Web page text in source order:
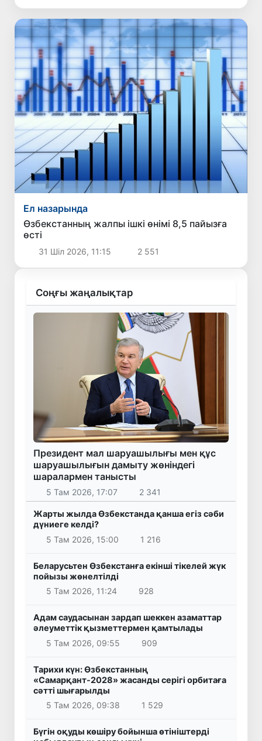
Ел назарында
Өзбекстанның жалпы ішкі өнімі 8,5 пайызға
өсті
31 Шіл 2026, 11:15 2 551
Соңғы жаңалықтар
Президент мал шаруашылығы мен құс
шаруашылығын дамыту жөніндегі
шаралармен танысты
5 Там 2026, 17:07 2 341
Жарты жылда Өзбекстанда қанша егіз сәби
дүниеге келді?
5 Там 2026, 15:00
1 216
Беларусьтен Өзбекстанға екінші тікелей жүк
пойызы жөнелтілді
5 Там 2026, 11:24
928
Адам саудасынан зардап шеккен азаматтар
әлеуметтік қызметтермен қамтылады
5 Там 2026, 09:55
909
Тарихи күн: Өзбекстанның
«Самарқант-2028» жасанды серігі орбитаға
сәтті шығарылды
5 Там 2026, 09:38
1 529
Бүгін оқуды көшіру бойынша өтініштерді